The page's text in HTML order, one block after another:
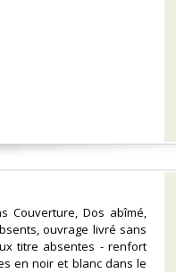
Couverture, Dos abîmé,
ouvrage livré sans
titre absentes - renfort
en noir et blanc dans le